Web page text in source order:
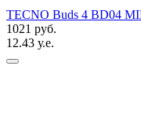
TECNO Buds 4 BD04
1021 руб.
12.43 у.е.